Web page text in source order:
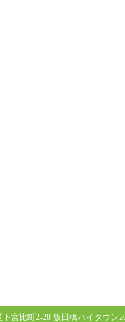
宮比町2-28 飯田橋ハイタウン